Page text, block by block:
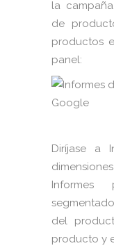
la
de
productos
panel:
Diríjase a
del
producto y